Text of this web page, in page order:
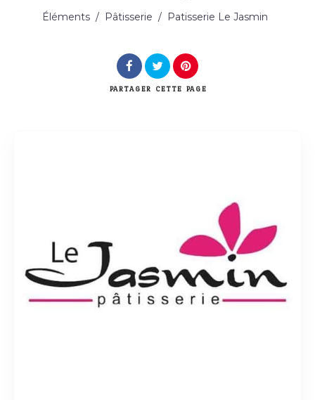
Catégorie
Éléments / Pâtisserie / Patisserie Le Jasmin
PARTAGER CETTE PAGE